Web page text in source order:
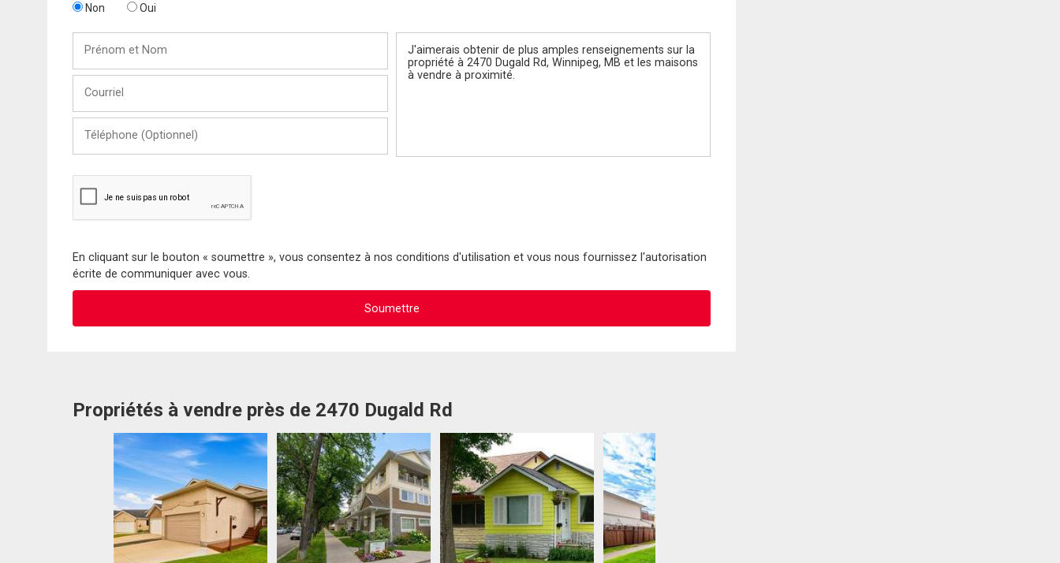
Non Oui
Nom
(Optionnel)
En cliquant sur le bouton « soumettre », vous consentez à nos conditions d'utilisation et vous nous fournissez l'autorisation
écrite de communiquer avec vous.
Propriétés à vendre près de 2470 Dugald Rd